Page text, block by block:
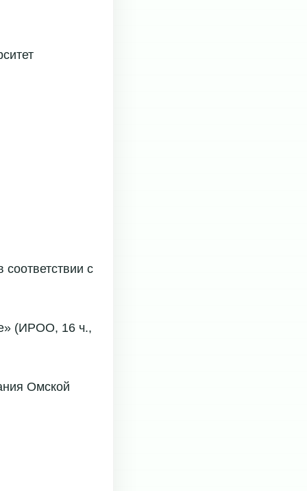
с
(ИРОО, 16 ч.,
Омской